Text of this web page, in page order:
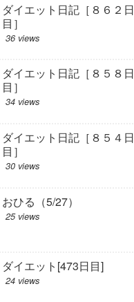
ダイエット日記［８６２日
目］
36 views
ダイエット日記［８５８日
目］
34 views
ダイエット日記［８５４日
目］
30 views
おひる（5/27）
25 views
ダイエット[473日目]
24 views